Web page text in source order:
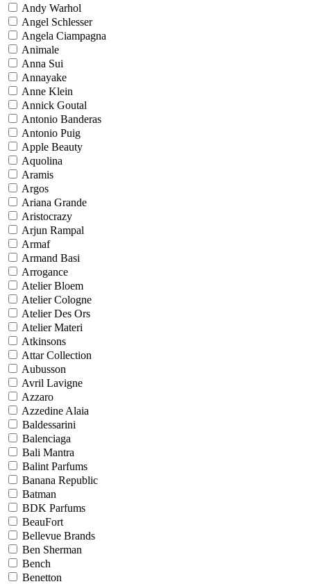
Andy Warhol
Angel Schlesser
Angela Ciampagna
Animale
Anna Sui
Annayake
Anne Klein
Annick Goutal
Antonio Banderas
Antonio Puig
Apple Beauty
Aquolina
Aramis
Argos
Ariana Grande
Aristocrazy
Arjun Rampal
Armaf
Armand Basi
Arrogance
Atelier Bloem
Atelier Cologne
Atelier Des Ors
Atelier Materi
Atkinsons
Attar Collection
Aubusson
Avril Lavigne
Azzaro
Azzedine Alaia
Baldessarini
Balenciaga
Bali Mantra
Balint Parfums
Banana Republic
Batman
BDK Parfums
BeauFort
Bellevue Brands
Ben Sherman
Bench
Benetton